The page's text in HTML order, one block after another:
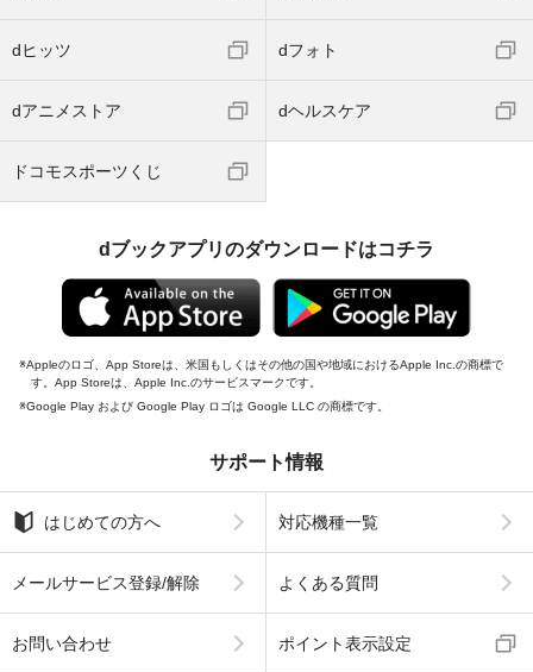
dヒッツ dフォト
dアニメストア dヘルスケア
ドコモスポーツくじ
dブックアプリのダウンロードはコチラ
Appleのロゴ、App Storeは、米国もしくはその他の国や地域におけるApple Inc.の商標で
す。App Storeは、Apple Inc.のサービスマークです。
Google Play および Google Play ロゴは Google LLC の商標です。
サポート情報
はじめての方へ 対応機種一覧
メールサービス登録/解除 よくある質問
お問い合わせ ポイント表示設定